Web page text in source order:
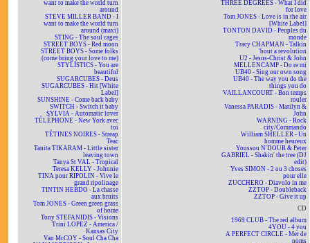
want to make the world turn
around
STEVE MILLER BAND - I
want to make the world turn
around (maxi)
STING - The soul cages
STREET BOYS - Red moon
STREET BOYS - Some folks
(come bring your love to me)
STYLISTICS - You are
beautiful
SUGARCUBES - Deus
SUGARCUBES - Hit [White
Label]
SUNSHINE - Come back baby
SWITCH - Switch it baby
SYLVIA - Automatic lover
TÉLÉPHONE - New York avec
toi
TÉTINES NOIRES - Streap
Teac
Tanita TIKARAM - Little sister
leaving town
Tanya St VAL - Tropical
Teresa KELLY - Johnnie
TINA pour RIPOLIN - Vive le
grand ripolinage
TINTIN HEBDO - La chasse
aux bruits
Tom JONES - Green green grass
of home
Tony STEFANIDIS - Visions
Trini LOPEZ - America /
Kansas City
Van McCOY - Soul Cha Cha
THREE DEGREES - What I did
for love
Tom JONES - Love is in the air
[White Label]
TONTON DAVID - Peuples du
monde
Tracy CHAPMAN - Talkin
'bout a revolution
U2 - Jesus-Christ & John
MELLENCAMP - Do re mi
UB40 - Sing our own song
UB40 - The way you do the
things you do
VAILLANCOURT - Bon temps
rouler
Vanessa PARADIS - Marilyn &
John
WARNING - Rock
city/Commando
William SHELLER - Un
homme heureux
Youssou N'DOUR & Peter
GABRIEL - Shakin' the tree (DJ
edit)
Yves SIMON - 2 ou 3 choses
pour elle
ZUCCHERO - Diavolo in me
ZZTOP - Doubleback
ZZTOP - Give it up
CD
1969 CLUB - The red album
4YOU - 4 you
A PERFECT CIRCLE - Mer de
noms